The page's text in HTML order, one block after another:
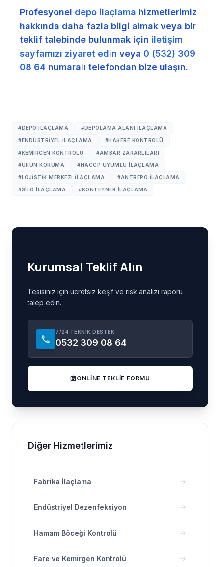
Profesyonel depo ilaçlama hizmetlerimiz
hakkında daha fazla bilgi almak veya bir
teklif talebinde bulunmak için iletişim
sayfamızı ziyaret edin veya 0 (532) 309
08 64 numaralı telefondan bize ulaşın.
#DEPO ILAÇLAMA #DEPOLAMA ALANI ILAÇLAMA
#ENDÜSTRIYEL ILAÇLAMA #HAŞERE KONTROLÜ
#KEMIRGEN KONTROLÜ #AMBAR ZARARLILARI
#ÜRÜN KORUMA #HACCP UYUMLU ILAÇLAMA
#LOJISTIK MERKEZI ILAÇLAMA #ANTREPO ILAÇLAMA
#SILO ILAÇLAMA #KONTEYNER ILAÇLAMA
Kurumsal Teklif Alın
Tesisiniz için ücretsiz keşif ve risk analizi raporu
talep edin.
call
7/24 TEKNIK DESTEK
0532 309 08 64
assignmentONLINE TEKLIF FORMU
Diğer Hizmetlerimiz
Fabrika İlaçlama east
Endüstriyel Dezenfeksiyon east
Hamam Böceği Kontrolü east
Fare ve Kemirgen Kontrolü east